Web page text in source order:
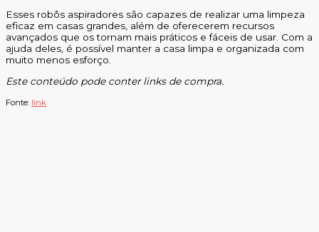
Esses robôs aspiradores são capazes de realizar uma limpeza
eficaz em casas grandes, além de oferecerem recursos
avançados que os tornam mais práticos e fáceis de usar. Com a
ajuda deles, é possível manter a casa limpa e organizada com
muito menos esforço.
Este conteúdo pode conter links de compra.
Fonte: link